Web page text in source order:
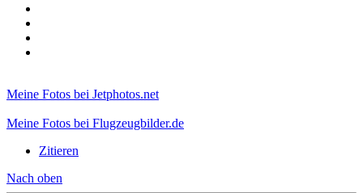
Meine Fotos bei Jetphotos.net
Meine Fotos bei Flugzeugbilder.de
Zitieren
Nach oben